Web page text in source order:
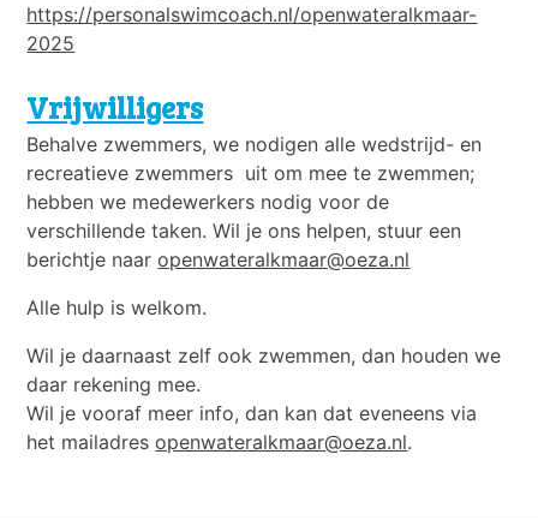
https://personalswimcoach.nl/openwateralkmaar-
2025
Vrijwilligers
Behalve zwemmers, we nodigen alle wedstrijd- en
recreatieve zwemmers uit om mee te zwemmen;
hebben we medewerkers nodig voor de
verschillende taken. Wil je ons helpen, stuur een
berichtje naaropenwateralkmaar@oeza.nl
Alle hulp is welkom.
Wil je daarnaast zelf ook zwemmen, dan houden we
daar rekening mee.
Wil je vooraf meer info, dan kan dat eveneens via
het mailadresopenwateralkmaar@oeza.nl.